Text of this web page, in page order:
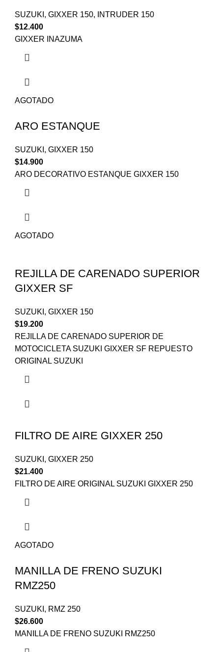
SUZUKI , GIXXER 150,
INTRUDER 150
$12.400
GIXXER INAZUMA
AGOTADO
ARO ESTANQUE
SUZUKI , GIXXER 150
$14.900
ARO DECORATIVO ESTANQUE GIXXER 150
AGOTADO
REJILLA DE CARENADO SUPERIOR
GIXXER SF
SUZUKI , GIXXER 150
$19.200
REJILLA DE CARENADO SUPERIOR DE
MOTOCICLETA SUZUKI GIXXER SF REPUESTO
ORIGINAL SUZUKI
FILTRO DE AIRE GIXXER 250
SUZUKI , GIXXER 250
$21.400
FILTRO DE AIRE ORIGINAL SUZUKI GIXXER 250
AGOTADO
MANILLA DE FRENO SUZUKI
RMZ250
SUZUKI , RMZ 250
$26.600
MANILLA DE FRENO SUZUKI RMZ250